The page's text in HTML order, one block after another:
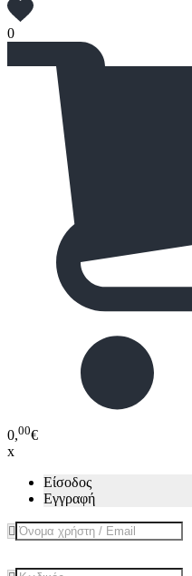
0
0,00€
x
Είσοδος
Εγγραφή